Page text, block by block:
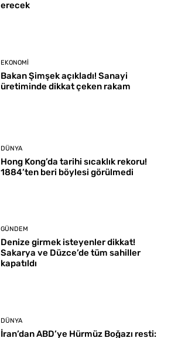
erecek
EKONOMI
Bakan Şimşek açıkladı! Sanayi
üretiminde dikkat çeken rakam
DÜNYA
Hong Kong’da tarihi sıcaklık rekoru!
1884’ten beri böylesi görülmedi
GÜNDEM
Denize girmek isteyenler dikkat!
Sakarya ve Düzce’de tüm sahiller
kapatıldı
DÜNYA
İran’dan ABD’ye Hürmüz Boğazı resti: